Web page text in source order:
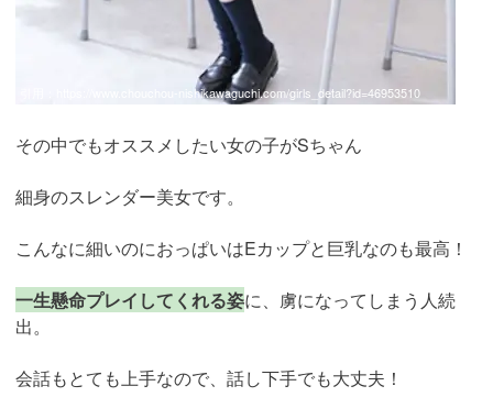
https://www.chouchou-nishikawaguchi.com/girls_detail?id=46953510
その中でもオススメしたい女の子がSちゃん
細身のスレンダー美女です。
こんなに細いのにおっぱいはEカップと巨乳なのも最高！
一生懸命プレイしてくれる姿に、虜になってしまう人続
出。
会話もとても上手なので、話し下手でも大丈夫！